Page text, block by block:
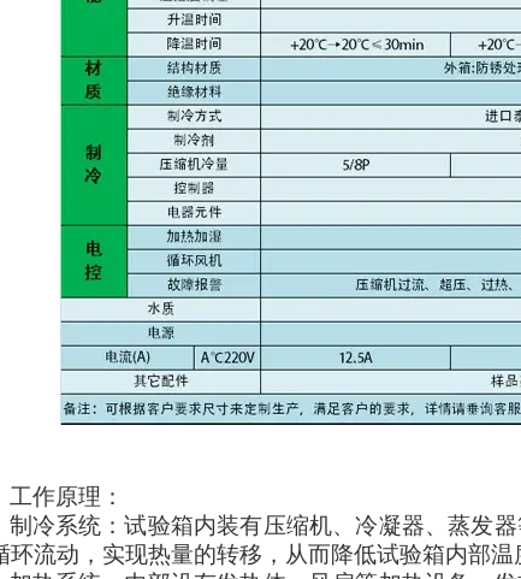
工作原理：
制冷系统：试验箱内装有压缩机、冷凝器、蒸发
环流动，实现热量的转移，从而降低试验箱内部温